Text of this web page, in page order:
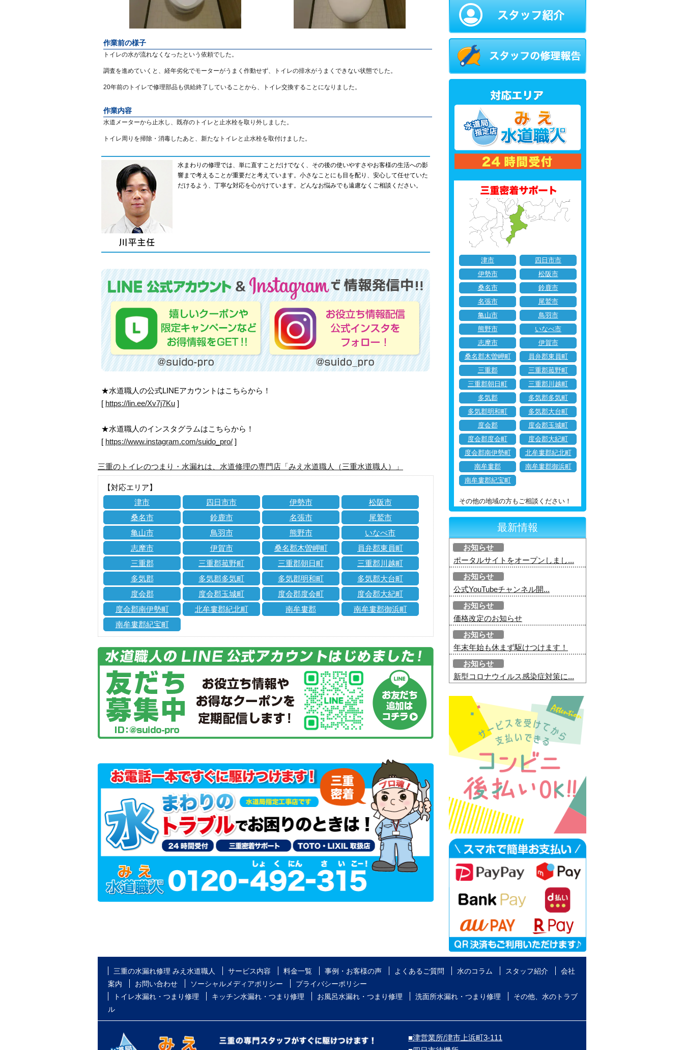
作業前の様子
トイレの水が流れなくなったという依頼でした。
調査を進めていくと、経年劣化でモーターがうまく作動せず、トイレの排水がうまくできない状態でした。
20年前のトイレで修理部品も供給終了していることから、トイレ交換することになりました。
作業内容
水道メーターから止水し、既存のトイレと止水栓を取り外しました。
トイレ周りを掃除・消毒したあと、新たなトイレと止水栓を取付けました。
水まわりの修理では、単に直すことだけでなく、その後の使いやすさやお客様の生活への影
響まで考えることが重要だと考えています。小さなことにも目を配り、安心して任せていた
だけるよう、丁寧な対応を心がけています。どんなお悩みでも遠慮なくご相談ください。
★水道職人の公式LINEアカウントはこちらから！
[ https://lin.ee/Xv7j7Ku ]
★水道職人のインスタグラムはこちらから！
[ https://www.instagram.com/suido_pro/ ]
三重のトイレのつまり・水漏れは、水道修理の専門店「みえ水道職人（三重水道職人）」
【対応エリア】
津市
四日市市 伊勢市
松阪市
桑名市
鈴鹿市 名張市
尾鷲市
亀山市
鳥羽市 熊野市
いなべ市
志摩市
伊賀市 桑名郡木曽岬町
員弁郡東員町
三重郡
三重郡菰野町 三重郡朝日町
三重郡川越町
多気郡
多気郡多気町 多気郡明和町
多気郡大台町
度会郡
度会郡玉城町 度会郡度会町
度会郡大紀町
度会郡南伊勢町
北牟婁郡紀北町 南牟婁郡
南牟婁郡御浜町
南牟婁郡紀宝町
津市
四日市市
伊勢市
松阪市
桑名市
鈴鹿市
名張市
尾鷲市
亀山市
鳥羽市
熊野市
いなべ市
志摩市
伊賀市
桑名郡木曽岬町
員弁郡東員町
三重郡
三重郡菰野町
三重郡朝日町
三重郡川越町
多気郡
多気郡多気町
多気郡明和町
多気郡大台町
度会郡
度会郡玉城町
度会郡度会町
度会郡大紀町
度会郡南伊勢町
北牟婁郡紀北町
南牟婁郡
南牟婁郡御浜町
南牟婁郡紀宝町
その他の地域の方もご相談ください！
最新情報
お知らせ
ポータルサイトをオープンしまし...
お知らせ
公式YouTubeチャンネル開...
お知らせ
価格改定のお知らせ
お知らせ
年末年始も休まず駆けつけます！
お知らせ
新型コロナウイルス感染症対策に...
三重の水漏れ修理 みえ水道職人 サービス内容 料金一覧 事例・お客様の声 よくあるご質問 水のコラム スタッフ紹介
会社
案内
お問い合わせ ソーシャルメディアポリシー
プライバシーポリシー
トイレ水漏れ・つまり修理
キッチン水漏れ・つまり修理 お風呂水漏れ・つまり修理 洗面所水漏れ・つまり修理
その他、水のトラブ
ル
■津営業所/津市上浜町3-111